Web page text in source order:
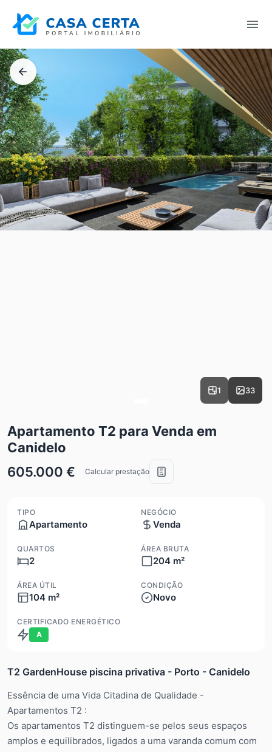
1 33
Apartamento T2 para Venda em
Canidelo
605.000 €
Calcular prestação
TIPO
Apartamento
NEGÓCIO
Venda
QUARTOS
2
ÁREA BRUTA
204 m²
ÁREA ÚTIL
104 m²
CONDIÇÃO
Novo
CERTIFICADO ENERGÉTICO
A
T2 GardenHouse piscina privativa - Porto - Canidelo
Essência de uma Vida Citadina de Qualidade -
Apartamentos T2 :
Os apartamentos T2 distinguem-se pelos seus espaços
amplos e equilibrados, ligados a uma varanda comum com